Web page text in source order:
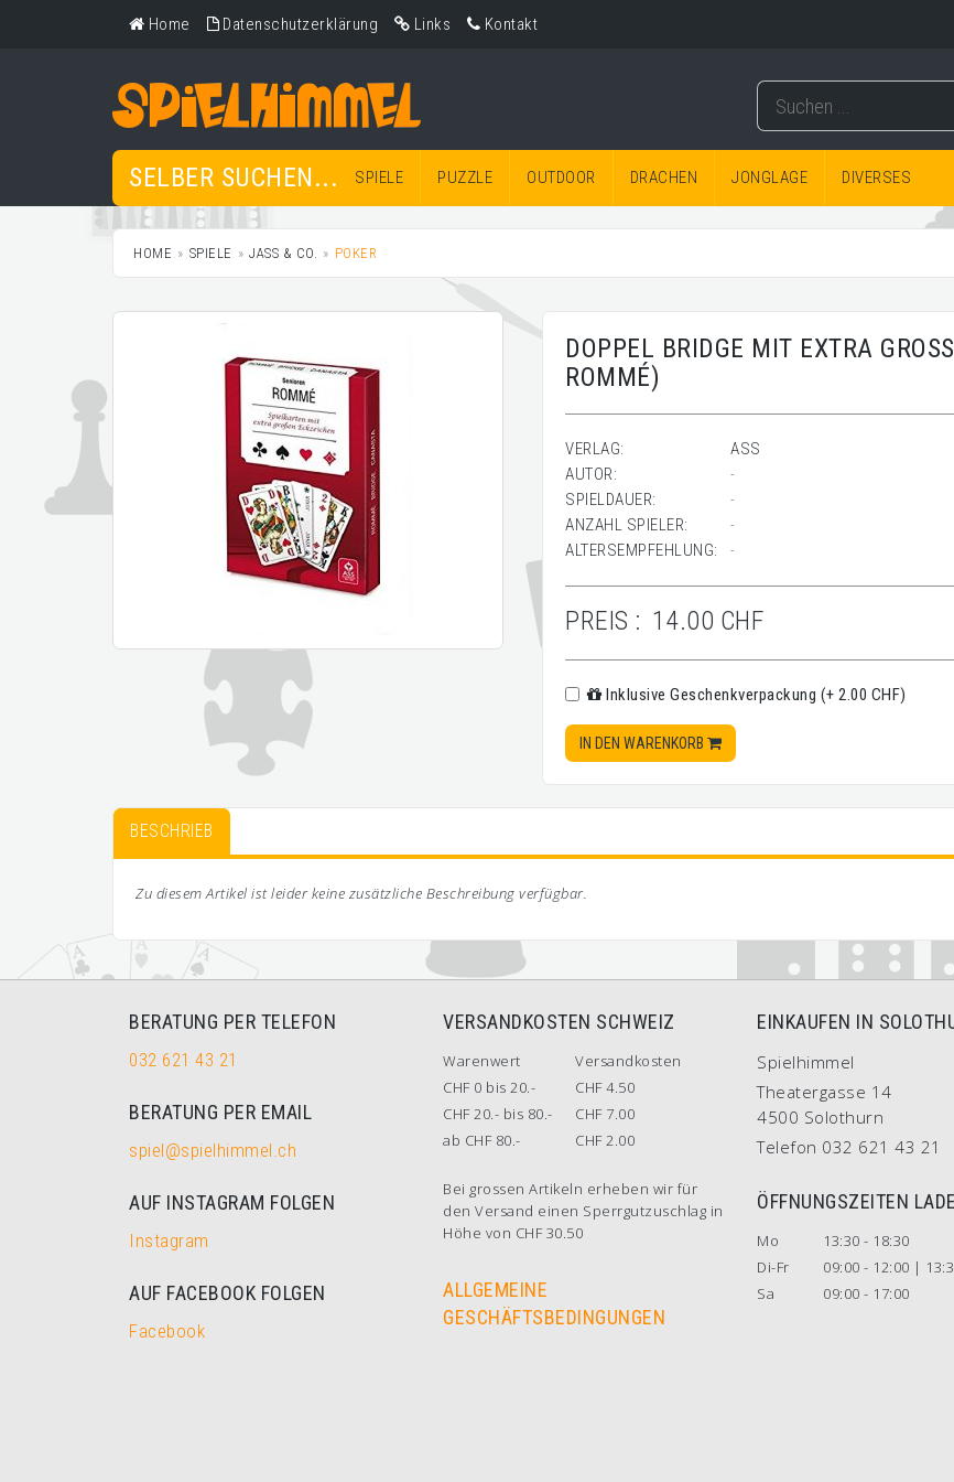
Home Datenschutzerklärung Links Kontakt
SELBER SUCHEN... SPIELE PUZZLE OUTDOOR DRACHEN JONGLAGE DIVERSES
HOME SPIELE JASS & CO. POKER
DOPPEL BRIDGE MIT EXTRA
ROMMÉ)
VERLAG:
ASS
AUTOR:
-
SPIELDAUER:
-
ANZAHL SPIELER:
-
ALTERSEMPFEHLUNG:
-
PREIS : 14.00 CHF
Inklusive Geschenkverpackung (+ 2.00 CHF)
IN DEN WARENKORB
BESCHRIEB
Zu diesem Artikel ist leider keine zusätzliche Beschreibung verfügbar.
BERATUNG PER TELEFON
032 621 43 21
BERATUNG PER EMAIL
spiel@spielhimmel.ch
AUF INSTAGRAM FOLGEN
Instagram
AUF FACEBOOK FOLGEN
Facebook
VERSANDKOSTEN SCHWEIZ
Warenwert
Versandkosten
CHF 0 bis 20.-
CHF 4.50
CHF 20.- bis 80.-
CHF 7.00
ab CHF 80.-
CHF 2.00
Bei grossen Artikeln erheben wir für
den Versand einen Sperrgutzuschlag in
Höhe von CHF 30.50
ALLGEMEINE
GESCHÄFTSBEDINGUNGEN
EINKAUFEN IN
Spielhimmel
Theatergasse 14
4500 Solothurn
Telefon 032 621 43 21
ÖFFNUNGSZEITEN
Mo
13:30 - 18:30
Di-Fr
09:00 - 12:00 |
Sa
09:00 - 17:00